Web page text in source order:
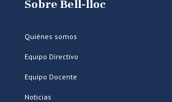
Sobre Bell-lloc
Quiénes somos
Equipo Directivo
Equipo Docente
Noticias